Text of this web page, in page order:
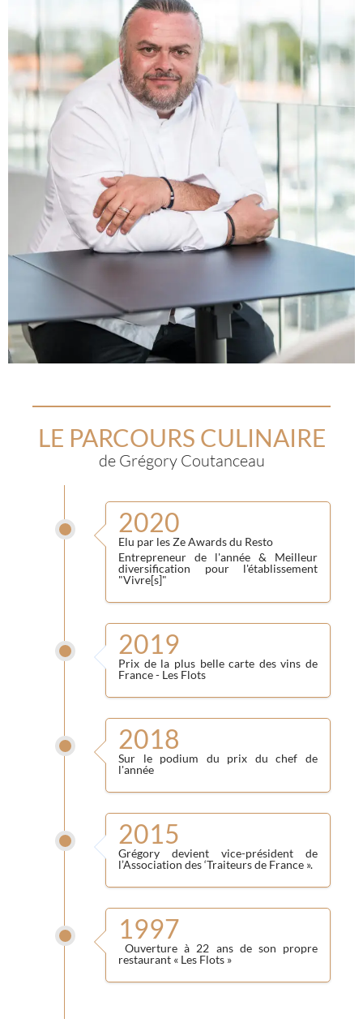
LE PARCOURS CULINAIRE
de Grégory Coutanceau
2020
Elu par les Ze Awards du Resto
Entrepreneur de l'année & Meilleur
diversification pour l'établissement
"Vivre[s]"
2019
Prix de la plus belle carte des vins de
France - Les Flots
2018
Sur le podium du prix du chef de
l'année
2015
Grégory devient vice-président de
l’Association des ‘Traiteurs de France ».
1997
Ouverture à 22 ans de son propre
restaurant « Les Flots »